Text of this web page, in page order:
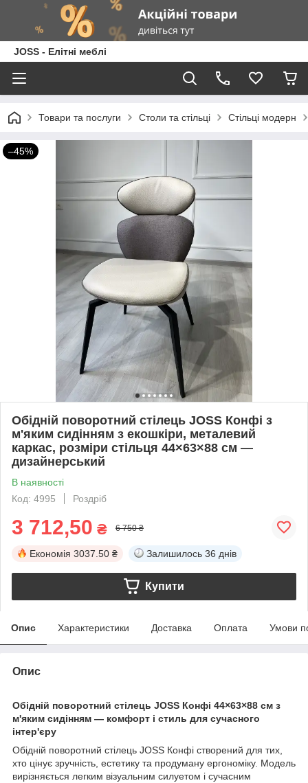
JOSS - Елітні меблі
Товари та послуги Столи та стільці Стільці модерн
–45%
Обідній поворотний стілець JOSS Конфі з
м'яким сидінням з екошкіри, металевий
каркас, розміри стільця 44×63×88 см —
дизайнерський
В наявності
Код: 4995
Роздріб
3 712,50 ₴ 6 750 ₴
Економія 3037.50 ₴ Залишилось 36 днів
Купити
Опис Характеристики Доставка Оплата Умови
Опис
Обідній поворотний стілець JOSS Конфі 44×63×88 см з
м'яким сидінням — комфорт і стиль для сучасного
інтер'єру
Обідній поворотний стілець JOSS Конфі створений для тих,
хто цінує зручність, естетику та продуману ергономіку. Модель
вирізняється легким візуальним силуетом і сучасним